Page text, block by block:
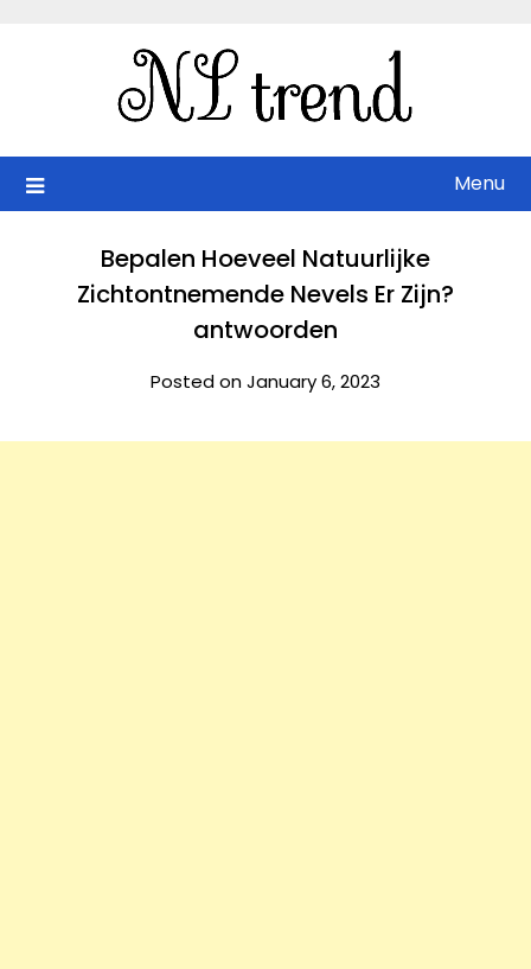
Menu
Bepalen Hoeveel Natuurlijke
Zichtontnemende Nevels Er Zijn?
antwoorden
Posted on January 6, 2023